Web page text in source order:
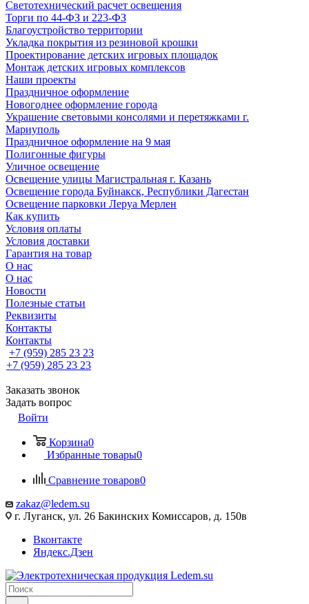
Светотехнический расчет освещения
Торги по 44-ФЗ и 223-ФЗ
Благоустройство территории
Укладка покрытия из резиновой крошки
Проектирование детских игровых площадок
Монтаж детских игровых комплексов
Наши проекты
Праздничное оформление
Новогоднее оформление города
Украшение световыми консолями и перетяжками г.
Мариуполь
Праздничное оформление на 9 мая
Полигонные фигуры
Уличное освещение
Освещение улицы Магистральная г. Казань
Освещение города Буйнакск, Республики Дагестан
Освещение парковки Леруа Мерлен
Как купить
Условия оплаты
Условия доставки
Гарантия на товар
О нас
О нас
Новости
Полезные статьи
Реквизиты
Контакты
Контакты
+7 (959) 285 23 23
+7 (959) 285 23 23
Заказать звонок
Задать вопрос
Войти
Корзина0
Избранные товары0
Сравнение товаров0
zakaz@ledem.su
г. Луганск, ул. 26 Бакинских Комиссаров, д. 150в
Вконтакте
Яндекс.Дзен